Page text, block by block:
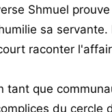
Shmuel
sa servante.
raconter
tant que
du cercle